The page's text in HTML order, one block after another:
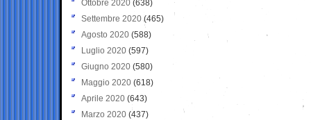
Ottobre 2020 (638)
Settembre 2020(465)
Agosto 2020 (588)
Luglio 2020 (597)
Giugno 2020 (580)
Maggio 2020 (618)
Aprile 2020 (643)
Marzo 2020 (437)